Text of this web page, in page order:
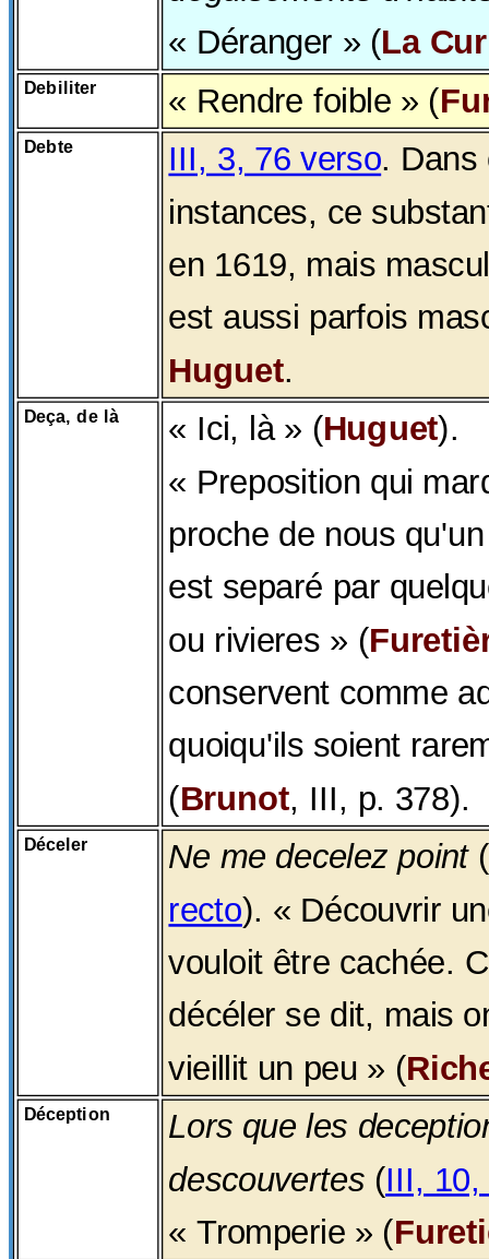
« Déranger » (La
Debiliter « Rendre foible » (
Debte III, 3, 76 verso. Dans
instances, ce
en 1619, mais
est aussi parfois
Huguet.
Deça, de là « Ici, là » (Huguet).
« Preposition qui
proche de nous
est separé par
ou rivieres » (
conservent comme
quoiqu'ils soient
(Brunot, III, p. 378).
Déceler Ne me decelez point(
recto). « Découvrir
vouloit être cachée.
décéler se dit, mais
vieillit un peu » (
Déception
Lors que les
descouvertes(III, 10,
« Tromperie » (